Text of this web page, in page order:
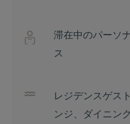
滞在中のパーソ
ス
レジデンスゲス
ンジ、ダイニン